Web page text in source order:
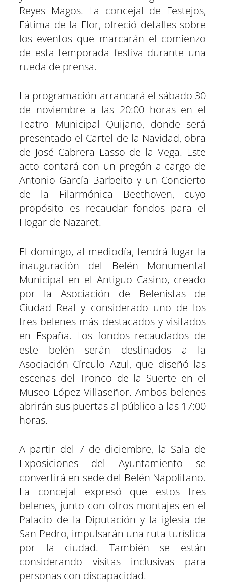
Reyes Magos. La concejal de Festejos,
Fátima de la Flor, ofreció detalles sobre
los eventos que marcarán el comienzo
de esta temporada festiva durante una
rueda de prensa.
La programación arrancará el sábado 30
de noviembre a las 20:00 horas en el
Teatro Municipal Quijano, donde será
presentado el Cartel de la Navidad, obra
de José Cabrera Lasso de la Vega. Este
acto contará con un pregón a cargo de
Antonio García Barbeito y un Concierto
de la Filarmónica Beethoven, cuyo
propósito es recaudar fondos para el
Hogar de Nazaret.
El domingo, al mediodía, tendrá lugar la
inauguración del Belén Monumental
Municipal en el Antiguo Casino, creado
por la Asociación de Belenistas de
Ciudad Real y considerado uno de los
tres belenes más destacados y visitados
en España. Los fondos recaudados de
este belén serán destinados a la
Asociación Círculo Azul, que diseñó las
escenas del Tronco de la Suerte en el
Museo López Villaseñor. Ambos belenes
abrirán sus puertas al público a las 17:00
horas.
A partir del 7 de diciembre, la Sala de
Exposiciones del Ayuntamiento se
convertirá en sede del Belén Napolitano.
La concejal expresó que estos tres
belenes, junto con otros montajes en el
Palacio de la Diputación y la iglesia de
San Pedro, impulsarán una ruta turística
por la ciudad. También se están
considerando visitas inclusivas para
personas con discapacidad.